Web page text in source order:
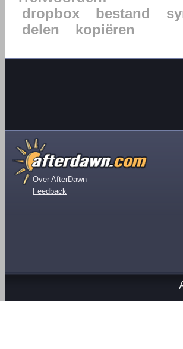
dropbox
bestand
delen
kopiëren
Over AfterDawn
Feedback